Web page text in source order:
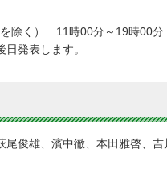
を除く） 11時00分～19時00分
発表します。
俊雄、濱中徹、本田雅啓、